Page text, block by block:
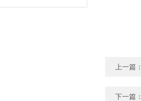
上一篇
下一篇